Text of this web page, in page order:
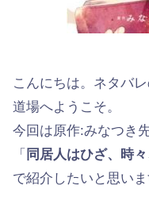
こんにちは。ネタバ
道場へようこそ。
今回は原作:みなつき
「 同居人はひざ、時々
で紹介したいと思いま